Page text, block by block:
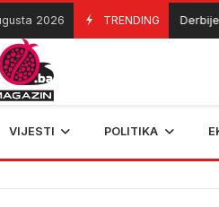
2026 TRENDING
09/08/2026 Derbijem
VIJESTI POLITIKA